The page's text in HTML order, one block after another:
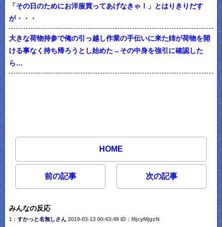
「その日のためにお洋服買ってあげなきゃ！」とはりきりだす
が・・・
大きな荷物持参で俺の引っ越し作業の手伝いに来た姉が荷物を開
ける事なく持ち帰ろうとし始めた→その中身を強引に確認した
ら…
HOME
前の記事 次の記事
みんなの反応
1： すかっと名無しさん 2019-03-13 00:43:49 ID：MjcyMjgzN